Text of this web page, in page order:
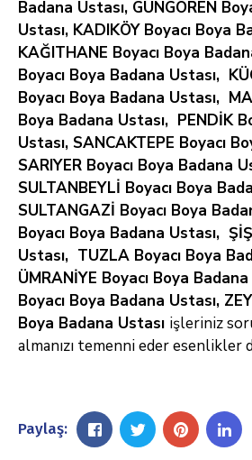
Badana Ustası, GÜNGÖREN
Ustası, KADIKÖY Boyacı Boya
KAĞITHANE Boyacı Boya
Boyacı Boya Badana Ustası,
Boyacı Boya Badana Ustası,
Boya Badana Ustası, PENDİK
Ustası, SANCAKTEPE Boyacı
SARIYER Boyacı Boya Badana
SULTANBEYLİ Boyacı Boya
SULTANGAZİ Boyacı Boya
Boyacı Boya Badana Ustası,
Ustası, TUZLA Boyacı Boya
ÜMRANİYE Boyacı Boya
Boyacı Boya Badana Ustası,
Boya Badana Ustası işleriniz
almanızı temenni eder esenlikler
Paylaş: